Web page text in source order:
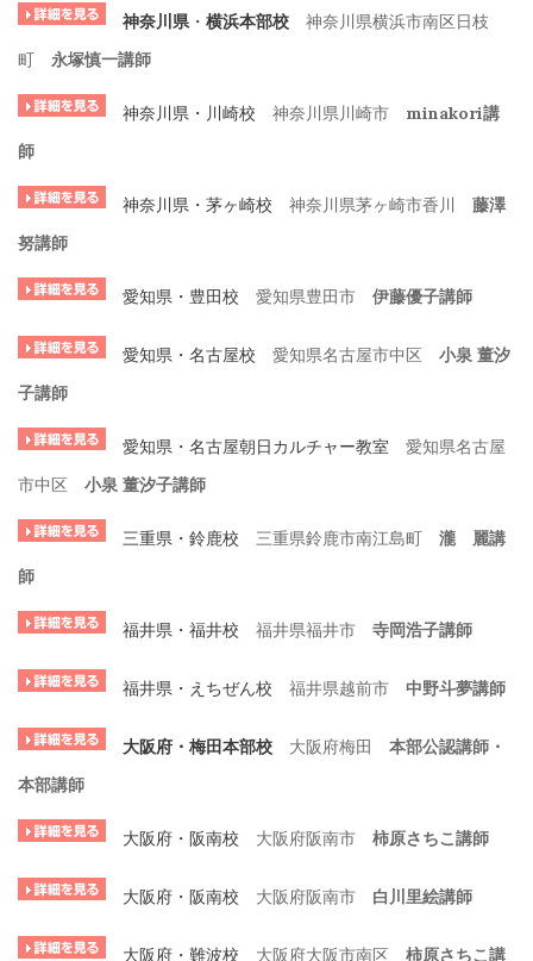
神奈川県・ 横浜本部校 神奈川県横浜市南区日枝
町 永塚慎一講師
神奈川県・川崎校 神奈川県川崎市 minakori講
師
神奈川県・茅ヶ崎校 神奈川県茅ヶ崎市香川 藤澤
努講師
愛知県・豊田校 愛知県豊田市 伊藤優子講師
愛知県・名古屋校 愛知県名古屋市中区 小泉 董汐
子講師
愛知県・名古屋朝日カルチャー教室 愛知県名古屋
市中区 小泉 董汐子講師
三重県・鈴鹿校 三重県鈴鹿市南江島町 瀧 麗講
師
福井県・福井校 福井県福井市 寺岡浩子講師
福井県・えちぜん校 福井県越前市 中野斗夢講師
大阪府・梅田本部校 大阪府梅田
本部公認講師・
本部講師
大阪府・阪南校 大阪府阪南市 柿原さちこ講師
大阪府・阪南校 大阪府阪南市 白川里絵講師
大阪府・難波校 大阪府大阪市南区 柿原さちこ講